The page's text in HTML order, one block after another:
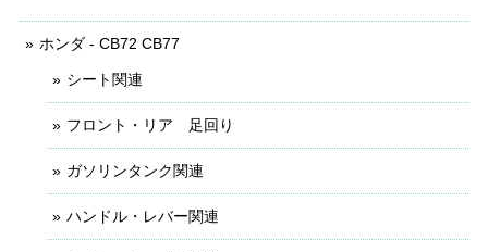
ホンダ - CB72 CB77
シート関連
フロント・リア 足回り
ガソリンタンク関連
ハンドル・レバー関連